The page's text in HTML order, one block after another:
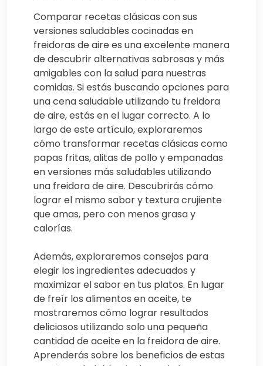
Comparar recetas clásicas con sus
versiones saludables cocinadas en
freidoras de aire es una excelente manera
de descubrir alternativas sabrosas y más
amigables con la salud para nuestras
comidas. Si estás buscando opciones para
una cena saludable utilizando tu freidora
de aire, estás en el lugar correcto. A lo
largo de este artículo, exploraremos
cómo transformar recetas clásicas como
papas fritas, alitas de pollo y empanadas
en versiones más saludables utilizando
una freidora de aire. Descubrirás cómo
lograr el mismo sabor y textura crujiente
que amas, pero con menos grasa y
calorías.
Además, exploraremos consejos para
elegir los ingredientes adecuados y
maximizar el sabor en tus platos. En lugar
de freír los alimentos en aceite, te
mostraremos cómo lograr resultados
deliciosos utilizando solo una pequeña
cantidad de aceite en la freidora de aire.
Aprenderás sobre los beneficios de estas